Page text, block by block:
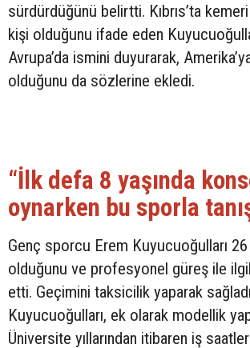
sürdürdüğünü belirtti. Kıbrıs’ta
kişi olduğunu ifade eden
Avrupa’da ismini duyurarak,
olduğunu da sözlerine ekledi.
“İlk defa 8 yaşında
oynarken bu sporla
Genç sporcu Erem Kuyucuoğulları 26
olduğunu ve profesyonel güreş ile
etti. Geçimini taksicilik yaparak
Kuyucuoğulları, ek olarak modellik
Üniversite yıllarından itibaren iş